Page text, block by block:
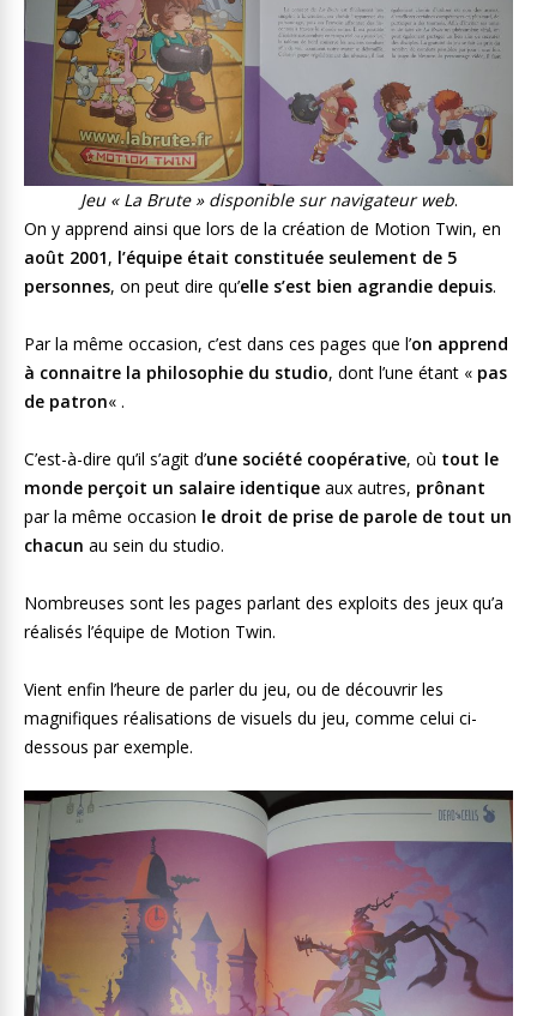
Jeu « La Brute » disponible sur navigateur web.
On y apprend ainsi que lors de la création de Motion Twin, en
août 2001, l’équipe était constituée seulement de 5
personnes, on peut dire qu’elle s’est bien agrandie depuis.
Par la même occasion, c’est dans ces pages que l’on apprend
à connaitre la philosophie du studio, dont l’une étant « pas
de patron« .
C’est-à-dire qu’il s’agit d’une société coopérative, où tout le
monde perçoit un salaire identique aux autres, prônant
par la même occasion le droit de prise de parole de tout un
chacun au sein du studio.
Nombreuses sont les pages parlant des exploits des jeux qu’a
réalisés l’équipe de Motion Twin.
Vient enfin l’heure de parler du jeu, ou de découvrir les
magnifiques réalisations de visuels du jeu, comme celui ci-
dessous par exemple.